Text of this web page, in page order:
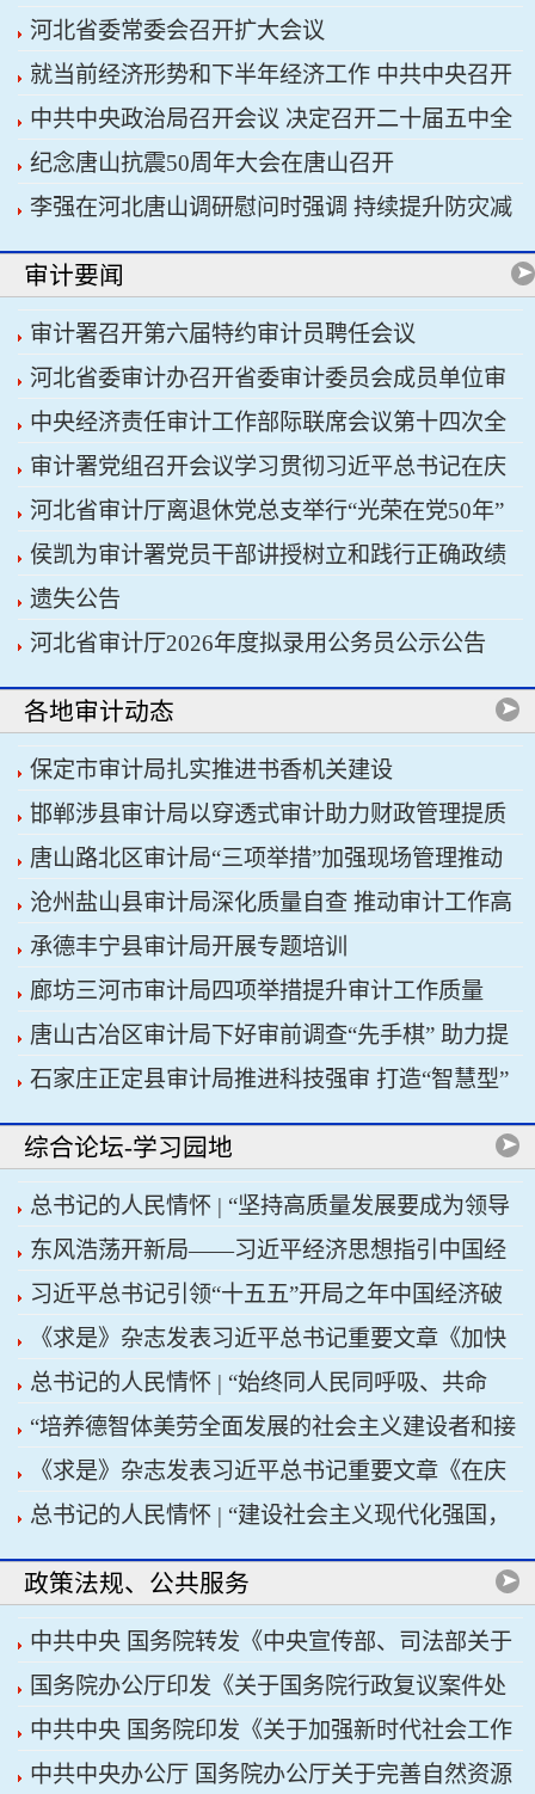
书记关于上半年经济形势和做好下半年经济工作的
重要讲话精神
河北省委常委会召开扩大会议
就当前经济形势和下半年经济工作 中共中央召开
党外人士座谈会 习近平主持并发表重要讲话
中共中央政治局召开会议 决定召开二十届五中全
会 分析研究当前经济形势和经济工作 中共中央总
书记习近平主持会议
纪念唐山抗震50周年大会在唐山召开
李强在河北唐山调研慰问时强调 持续提升防灾减
灾救灾能力 切实保障人民群众生命财产安全
审计要闻
审计署召开第六届特约审计员聘任会议
河北省委审计办召开省委审计委员会成员单位审
计重点工作协调推进会议暨省经济责任审计工作厅
际联席会议
中央经济责任审计工作部际联席会议第十四次全
体会议召开
审计署党组召开会议学习贯彻习近平总书记在庆
祝中国共产党成立105周年大会上的重要讲话精神
河北省审计厅离退休党总支举行“光荣在党50年”
纪念章颁发仪式
侯凯为审计署党员干部讲授树立和践行正确政绩
观学习教育专题党课
遗失公告
河北省审计厅2026年度拟录用公务员公示公告
各地审计动态
保定市审计局扎实推进书香机关建设
邯郸涉县审计局以穿透式审计助力财政管理提质
增效
唐山路北区审计局“三项举措”加强现场管理推动
审计工作科学规范
沧州盐山县审计局深化质量自查 推动审计工作高
质量发展
承德丰宁县审计局开展专题培训
廊坊三河市审计局四项举措提升审计工作质量
唐山古冶区审计局下好审前调查“先手棋” 助力提
升项目质效
石家庄正定县审计局推进科技强审 打造“智慧型”
审计机关
综合论坛-学习园地
总书记的人民情怀 | “坚持高质量发展要成为领导
干部政绩观的重要内容”
东风浩荡开新局——习近平经济思想指引中国经
济高质量发展行稳致远
习近平总书记引领“十五五”开局之年中国经济破
浪前行
《求是》杂志发表习近平总书记重要文章《加快
建设健康中国》
总书记的人民情怀 | “始终同人民同呼吸、共命
运、心连心”
“培养德智体美劳全面发展的社会主义建设者和接
班人”——习近平总书记的重要论述指引基础教育
改革发展开创新局面
《求是》杂志发表习近平总书记重要文章《在庆
祝中国共产党成立105周年大会上的讲话》
总书记的人民情怀 | “建设社会主义现代化强国，
关键在科技自立自强”
政策法规、公共服务
中共中央 国务院转发《中央宣传部、司法部关于
开展法治宣传教育的第九个五年规划（2026——
2030年）》
国务院办公厅印发《关于国务院行政复议案件处
理程序的若干规定》
中共中央 国务院印发《关于加强新时代社会工作
的意见》
中共中央办公厅 国务院办公厅关于完善自然资源